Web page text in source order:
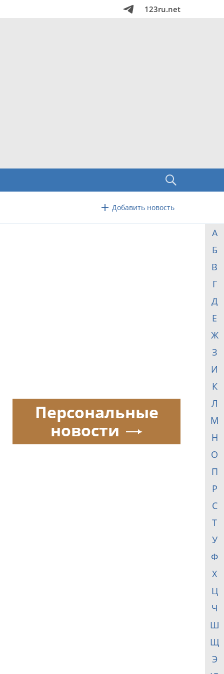
123ru.net
Добавить новость
А
Б
В
Г
Д
Е
Ж
З
И
К
Л
М
Н
О
П
Р
С
Т
У
Ф
Х
Ц
Ч
Ш
Щ
Э
Персональные
новости